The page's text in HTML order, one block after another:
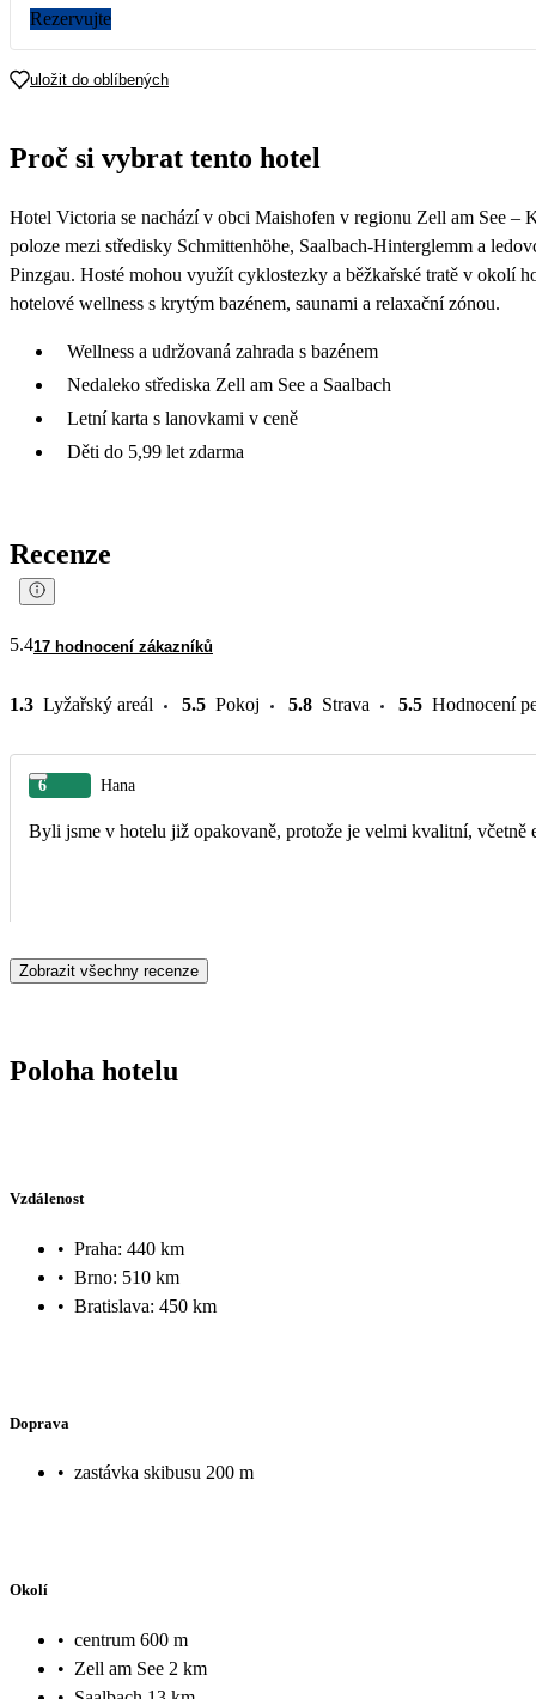
Rezervujte
uložit do oblíbených
Proč si vybrat tento hotel
Hotel Victoria se nachází v obci Maishofen v regionu Zell am See
poloze mezi středisky Schmittenhöhe, Saalbach-Hinterglemm a
Pinzgau. Hosté mohou využít cyklostezky a běžkařské tratě v okolí
hotelové wellness s krytým bazénem, saunami a relaxační zónou.
Wellness a udržovaná zahrada s bazénem
Nedaleko střediska Zell am See a Saalbach
Letní karta s lanovkami v ceně
Děti do 5,99 let zdarma
Recenze
5.417 hodnocení zákazníků
1.3 Lyžařský areál 5.5 Pokoj 5.8 Strava 5.5 Hodnocení
6 Hana
Byli jsme v hotelu již opakovaně, protože je velmi kvalitní, včetně
Zobrazit všechny recenze
Poloha hotelu
Vzdálenost
• Praha: 440 km
• Brno: 510 km
• Bratislava: 450 km
Doprava
• zastávka skibusu 200 m
Okolí
• centrum 600 m
• Zell am See 2 km